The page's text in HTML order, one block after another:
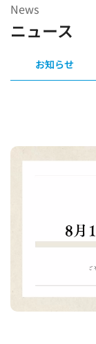
News
ニュース
お知らせ